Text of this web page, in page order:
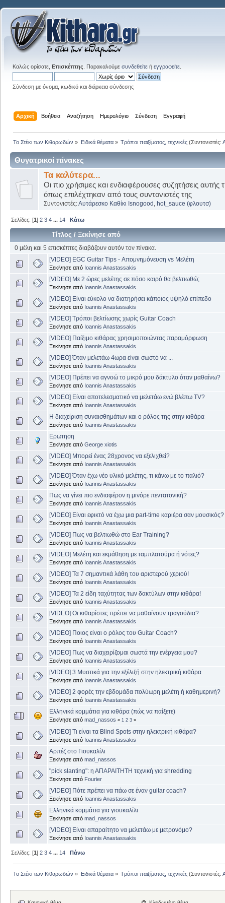
Καλώς ορίσατε, Επισκέπτης . Παρακαλούμε συνδεθείτε ή εγγραφείτε
Σύνδεση με όνομα, κωδικό και διάρκεια σύνδεσης
Αρχική Βοήθεια Αναζήτηση Ημερολόγιο Σύνδεση Εγγραφή
Το Στέκι των Κιθαρωδών » Ειδικά θέματα» Τρόποι παιξίματος, τεχνικές(Συντονιστές:
Θυγατρικοί πίνακες
Τα καλύτερα...
Οι πιο χρήσιμες και ενδιαφέρουσες συζητήσεις αυτής
όπως επιλέχτηκαν από τους συντονιστές της
Συντονιστές:Αυτάρεσκο Καθίκι Isnogood hot_sauce (φλουτσ)
Σελίδες: [1]2 3 4 ... 14 Κάτω
Τίτλος /Ξεκίνησε από
0 μέλη και 5 επισκέπτες διαβάζουν αυτόν τον πίνακα.
[VIDEO] EGC Guitar Tips - Απομνημόνευση vs Μελέτη
Ξεκίνησε από Ioannis Anastassakis
[VIDEO] Με 2 ώρες μελέτης σε πόσο καιρό θα βελτιωθώ;
Ξεκίνησε από Ioannis Anastassakis
[VIDEO] Είναι εύκολο να διατηρήσει κάποιος υψηλό επίπεδο
Ξεκίνησε από Ioannis Anastassakis
[VIDEO] Τρόποι βελτίωσης χωρίς Guitar Coach
Ξεκίνησε από Ioannis Anastassakis
[VIDEO] Παίξιμο κιθάρας χρησιμοποιώντας παραμόρφωση
Ξεκίνησε από Ioannis Anastassakis
[VIDEO] Όταν μελετάω 4ωρα είναι σωστό να ...
Ξεκίνησε από Ioannis Anastassakis
[VIDEO] Πρέπει να αγνοώ το μικρό μου δάκτυλο όταν μαθαίνω?
Ξεκίνησε από Ioannis Anastassakis
[VIDEO] Είναι αποτελεσματικό να μελετάω ενώ βλέπω TV?
Ξεκίνησε από Ioannis Anastassakis
Η διαχείριση συναισθημάτων και ο ρόλος της στην κιθάρα
Ξεκίνησε από Ioannis Anastassakis
Ερωτηση
Ξεκίνησε από George xiotis
[VIDEO] Μπορεί ένας 28χρονος να εξελιχθεί?
Ξεκίνησε από Ioannis Anastassakis
[VIDEO] Όταν έχω νέο υλικό μελέτης, τι κάνω με το παλιό?
Ξεκίνησε από Ioannis Anastassakis
Πως να γίνει πιο ενδιαφέρον η μινόρε πεντατονική?
Ξεκίνησε από Ioannis Anastassakis
[VIDEO] Είναι εφικτό να έχω μια part-time καριέρα σαν μουσικός?
Ξεκίνησε από Ioannis Anastassakis
[VIDEO] Πως να βελτιωθώ στο Ear Training?
Ξεκίνησε από Ioannis Anastassakis
[VIDEO] Μελέτη και εκμάθηση με ταμπλατούρα ή νότες?
Ξεκίνησε από Ioannis Anastassakis
[VIDEO] Τα 7 σημαντικά λάθη του αριστερού χεριού!
Ξεκίνησε από Ioannis Anastassakis
[VIDEO] Τα 2 είδη ταχύτητας των δακτύλων στην κιθάρα!
Ξεκίνησε από Ioannis Anastassakis
[VIDEO] Οι κιθαρίστες πρέπει να μαθαίνουν τραγούδια?
Ξεκίνησε από Ioannis Anastassakis
[VIDEO] Ποιος είναι ο ρόλος του Guitar Coach?
Ξεκίνησε από Ioannis Anastassakis
[VIDEO] Πως να διαχειρίζομαι σωστά την ενέργεια μου?
Ξεκίνησε από Ioannis Anastassakis
[VIDEO] 3 Μυστικά για την εξέλιξή στην ηλεκτρική κιθάρα
Ξεκίνησε από Ioannis Anastassakis
[VIDEO] 2 φορές την εβδομάδα πολύωρη μελέτη ή καθημερινή?
Ξεκίνησε από Ioannis Anastassakis
Ελληνικά κομμάτια για κιθάρα (πώς να παίξετε)
Ξεκίνησε από mad_nassos « 1 2 3 »
[VIDEO] Τι είναι τα Blind Spots στην ηλεκτρική κιθάρα?
Ξεκίνησε από Ioannis Anastassakis
Αρπέζ στο Γιουκαλίλι
Ξεκίνησε από mad_nassos
"pick slanting": η ΑΠΑΡΑΙΤΗΤΗ τεχνική για shredding
Ξεκίνησε από Fourier
[VIDEO] Πότε πρέπει να πάω σε έναν guitar coach?
Ξεκίνησε από Ioannis Anastassakis
Ελληνικά κομμάτια για γιουκαλίλι
Ξεκίνησε από mad_nassos
[VIDEO] Είναι απαραίτητο να μελετάω με μετρονόμο?
Ξεκίνησε από Ioannis Anastassakis
Σελίδες: [1]2 3 4 ... 14 Πάνω
Το Στέκι των Κιθαρωδών » Ειδικά θέματα» Τρόποι παιξίματος, τεχνικές(Συντονιστές: